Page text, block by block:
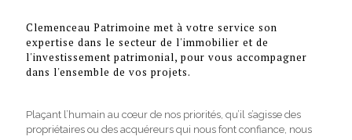
Clemenceau Patrimoine met à votre service son
expertise dans le secteur de l'immobilier et de
l'investissement patrimonial, pour vous accompagner
dans l'ensemble de vos projets.
Plaçant l’humain au cœur de nos priorités, qu’il s’agisse des
propriétaires ou des acquéreurs qui nous font confiance, nous